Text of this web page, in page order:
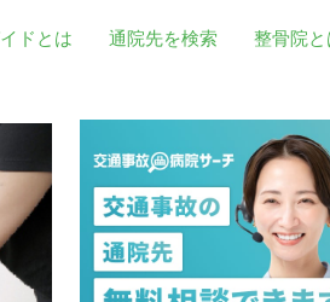
ドとは 通院先を検索 整骨院と